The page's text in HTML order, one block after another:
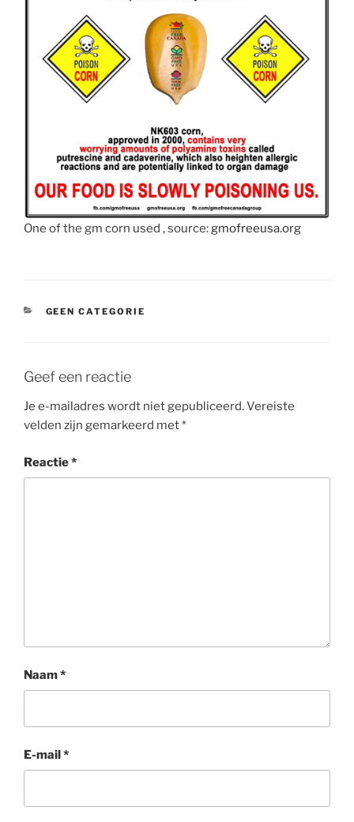
One of the gm corn used , source:gmofreeusa.org
CATEGORIEËN
GEEN CATEGORIE
Geef een reactie
Je e-mailadres wordt niet gepubliceerd.Vereiste
velden zijn gemarkeerd met*
Reactie*
Naam*
E-mail*